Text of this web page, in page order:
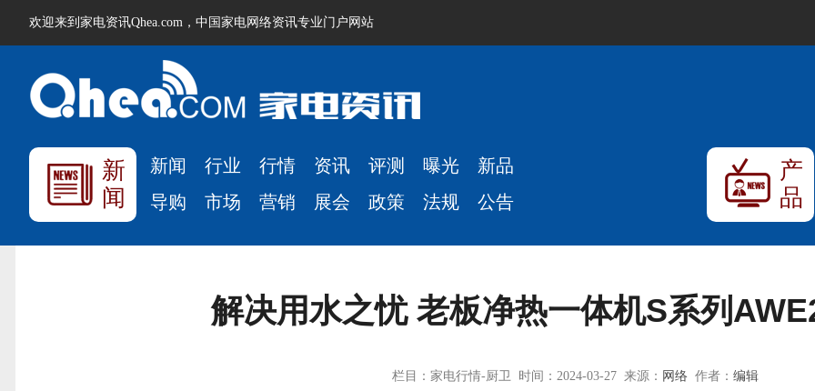
欢迎来到家电资讯Qhea.com，中国家电网络资讯专业门户网站
新
闻
新闻 行业 行情 资讯 评测 曝光
新品
导购
市场 营销 展会 政策 法规 公告
产
品
解决用水之忧 老板净热一体机S系列
栏目：家电行情-厨卫 时间：2024-03-27 来源： 网络作者： 编辑